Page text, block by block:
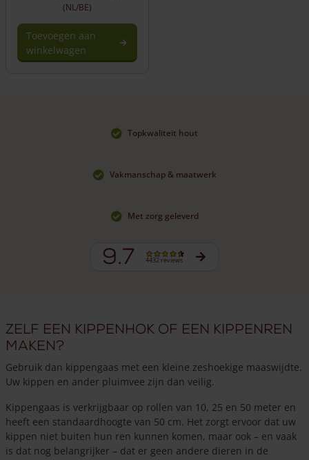
(NL/BE)
Toevoegen aan
winkelwagen
Topkwaliteit hout
Vakmanschap & maatwerk
Met zorg geleverd
9.7 4432 reviews
Zelf een kippenhok of een kippenren
maken?
Gebruik dan kippengaas met een kleine zeshoekige maaswijdte.
Uw kippen en ander pluimvee zijn dan veilig.
Kippengaas is verkrijgbaar op rollen van 10, 25 en 50 meter en
heeft een standaardhoogte van 50 cm. Het zorgt ervoor dat uw
kippen niet buiten hun ren kunnen komen, maar ook – en vaak
is dat nog belangrijker – dat er geen andere dieren in de